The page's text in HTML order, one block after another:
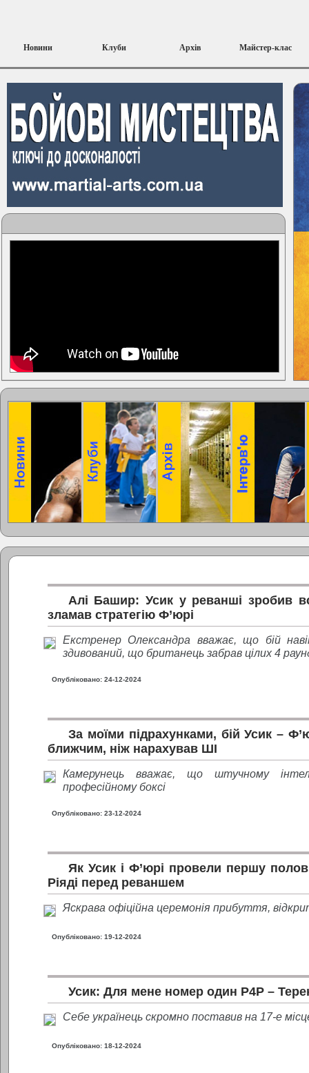
Новини Клуби Архів Майстер-клас
Алі Башир: Усик у реванші зробив
зламав стратегію Ф’юрі
Екстренер Олександра вважає, що бій
здивований, що британець забрав цілих 4
Опубліковано: 24-12-2024
За моїми підрахунками, бій Усик –
ближчим, ніж нарахував ШІ
Камерунець вважає, що штучному
професійному боксі
Опубліковано: 23-12-2024
Як Усик і Ф’юрі провели першу
Ріяді перед реваншем
Яскрава офіційна церемонія прибуття,
Опубліковано: 19-12-2024
Усик: Для мене номер один P4P –
Себе українець скромно поставив на 17-е
Опубліковано: 18-12-2024